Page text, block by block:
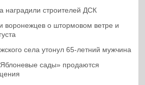
наградили строителей ДСК
воронежцев о штормовом ветре и
села утонул 65-летний мужчина
сады» продаются